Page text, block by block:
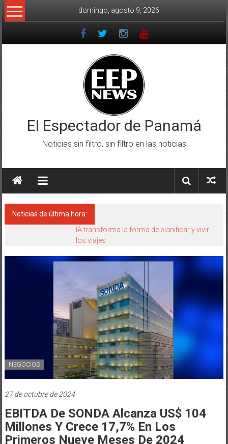
Saltar
al
domingo, agosto 9, 2026
El Espectador de Panamá
Noticias sin filtro, sin filtro en las noticias
Noticias de última hora:
IA transforma la forma de planificar y vivir
los viajes
NEGOCIOS
27 de octubre de 2024
EBITDA De SONDA Alcanza US$ 104
Millones Y Crece 17,7% En Los
Primeros Nueve Meses De 2024